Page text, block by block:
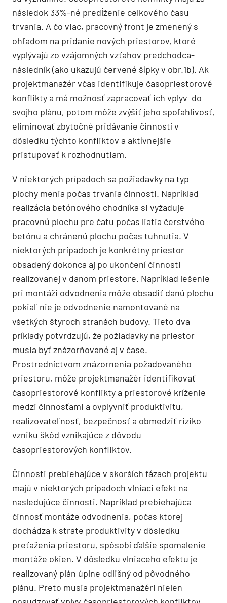
následok 33%-né predĺženie celkového času
trvania. A čo viac, pracovný front je zmenený s
ohľadom na pridanie nových priestorov, ktoré
vyplývajú zo vzájomných vzťahov predchodca-
následník (ako ukazujú červené šípky v obr.1b). Ak
projektmanažér včas identifikuje časopriestorové
konflikty a má možnosť zapracovať ich vplyv do
svojho plánu, potom môže zvýšiť jeho spoľahlivosť,
eliminovať zbytočné pridávanie činností v
dôsledku týchto konfliktov a aktívnejšie
pristupovať k rozhodnutiam.
V niektorých prípadoch sa požiadavky na typ
plochy menia počas trvania činnosti. Napríklad
realizácia betónového chodníka si vyžaduje
pracovnú plochu pre čatu počas liatia čerstvého
betónu a chránenú plochu počas tuhnutia. V
niektorých prípadoch je konkrétny priestor
obsadený dokonca aj po ukončení činnosti
realizovanej v danom priestore. Napríklad lešenie
pri montáži odvodnenia môže obsadiť danú plochu
pokiaľ nie je odvodnenie namontované na
všetkých štyroch stranách budovy. Tieto dva
príklady potvrdzujú, že požiadavky na priestor
musia byť znázorňované aj v čase.
Prostredníctvom znázornenia požadovaného
priestoru, môže projektmanažér identifikovať
časopriestorové konflikty a priestorové kríženie
medzi činnosťami a ovplyvniť produktivitu,
realizovateľnosť, bezpečnosť a obmedziť riziko
vzniku škôd vznikajúce z dôvodu
časopriestorových konfliktov.
Činnosti prebiehajúce v skorších fázach projektu
majú v niektorých prípadoch vlniaci efekt na
nasledujúce činnosti. Napríklad prebiehajúca
činnosť montáže odvodnenia, počas ktorej
dochádza k strate produktivity v dôsledku
preťaženia priestoru, spôsobí ďalšie spomalenie
montáže okien. V dôsledku vlniaceho efektu je
realizovaný plán úplne odlišný od pôvodného
plánu. Preto musia projektmanažéri nielen